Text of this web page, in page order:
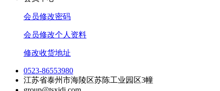
会员修改密码
会员修改个人资料
修改收货地址
0523-86553980
江苏省泰州市海陵区苏陈工业园区3幢